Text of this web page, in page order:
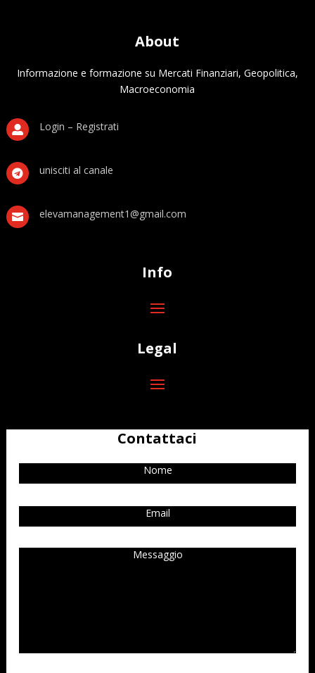
About
Informazione e formazione su Mercati Finanziari, Geopolitica,
Macroeconomia
 Login – Registrati
 unisciti al canale
 elevamanagement1@gmail.com
Info
Legal
Contattaci